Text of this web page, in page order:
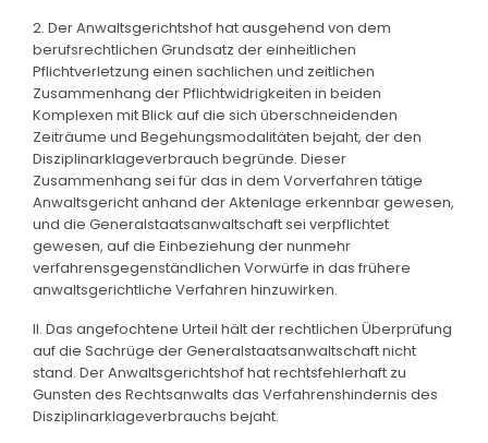
2. Der Anwaltsgerichtshof hat ausgehend von dem
berufsrechtlichen Grundsatz der einheitlichen
Pflichtverletzung einen sachlichen und zeitlichen
Zusammenhang der Pflichtwidrigkeiten in beiden
Komplexen mit Blick auf die sich überschneidenden
Zeiträume und Begehungsmodalitäten bejaht, der den
Disziplinarklageverbrauch begründe. Dieser
Zusammenhang sei für das in dem Vorverfahren tätige
Anwaltsgericht anhand der Aktenlage erkennbar gewesen,
und die Generalstaatsanwaltschaft sei verpflichtet
gewesen, auf die Einbeziehung der nunmehr
verfahrensgegenständlichen Vorwürfe in das frühere
anwaltsgerichtliche Verfahren hinzuwirken.
II. Das angefochtene Urteil hält der rechtlichen Überprüfung
auf die Sachrüge der Generalstaatsanwaltschaft nicht
stand. Der Anwaltsgerichtshof hat rechtsfehlerhaft zu
Gunsten des Rechtsanwalts das Verfahrenshindernis des
Disziplinarklageverbrauchs bejaht.